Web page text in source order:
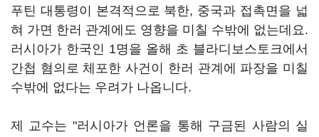
푸틴 대통령이 본격적으로 북한, 중국과 접촉면을 넓
혀 가면 한러 관계에도 영향을 미칠 수밖에 없는데요.
러시아가 한국인 1명을 올해 초 블라디보스토크에서
간첩 혐의로 체포한 사건이 한러 관계에 파장을 미칠
수밖에 없다는 우려가 나옵니다.
제 교수는 "러시아가 언론을 통해 구금된 사람의 실